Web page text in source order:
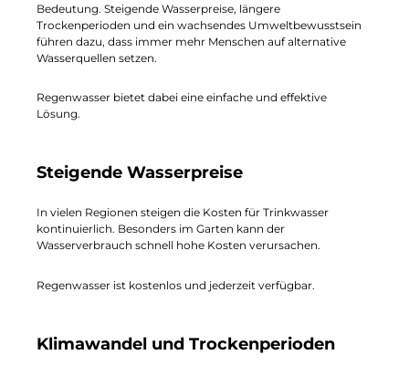
Bedeutung. Steigende Wasserpreise, längere
Trockenperioden und ein wachsendes Umweltbewusstsein
führen dazu, dass immer mehr Menschen auf alternative
Wasserquellen setzen.
Regenwasser bietet dabei eine einfache und effektive
Lösung.
Steigende Wasserpreise
In vielen Regionen steigen die Kosten für Trinkwasser
kontinuierlich. Besonders im Garten kann der
Wasserverbrauch schnell hohe Kosten verursachen.
Regenwasser ist kostenlos und jederzeit verfügbar.
Klimawandel und Trockenperioden